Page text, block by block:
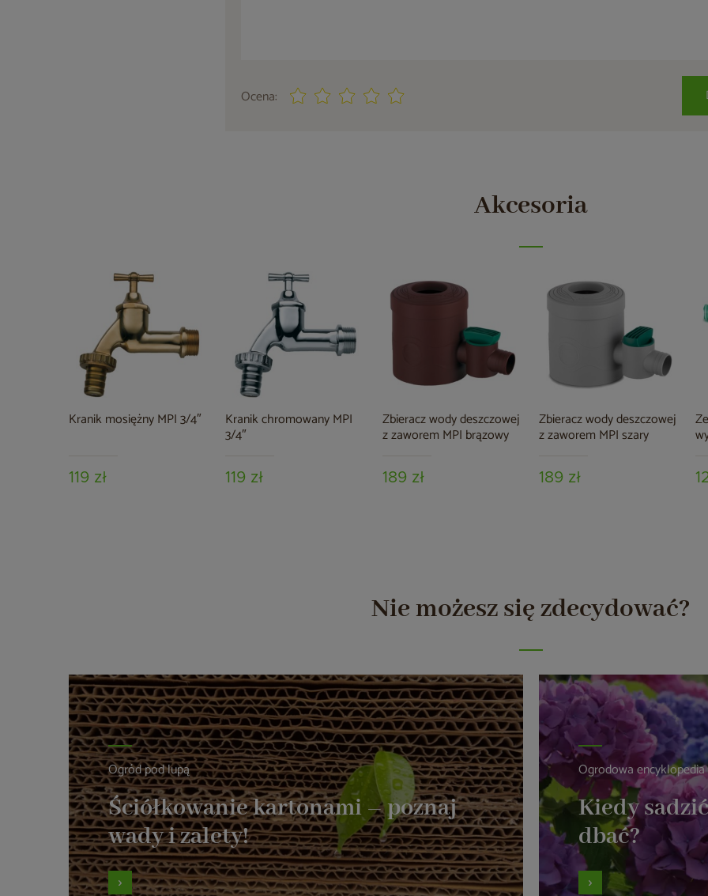
Ocena:
Akcesoria
Kranik mosiężny MPI 3/4″
119 zł
Kranik chromowany MPI
3/4″
119 zł
Zbieracz wody deszczowej
z zaworem MPI brązowy
189 zł
Zbieracz wody deszczowej
z zaworem MPI szary
189 zł
Nie możesz się zdecydować?
Ogród pod lupą
Ściółkowanie kartonami – poznaj
wady i zalety!
Ogrodowa encyklopedia
Kiedy
dbać?